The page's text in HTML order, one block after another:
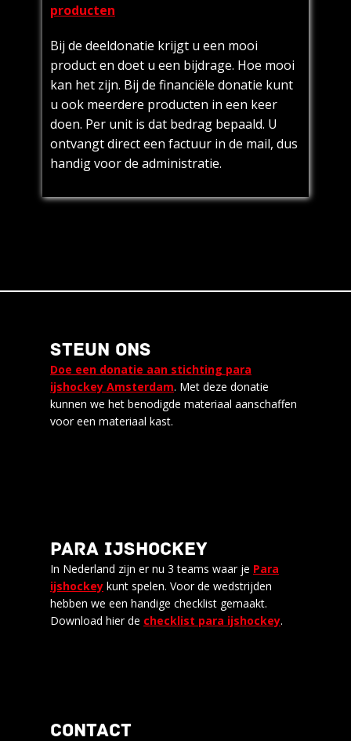
producten
Bij de deeldonatie krijgt u een mooi
product en doet u een bijdrage. Hoe mooi
kan het zijn. Bij de financiële donatie kunt
u ook meerdere producten in een keer
doen. Per unit is dat bedrag bepaald. U
ontvangt direct een factuur in de mail, dus
handig voor de administratie.
STEUN ONS
Doe een donatie aan stichting para
ijshockey Amsterdam. Met deze donatie
kunnen we het benodigde materiaal aanschaffen
voor een materiaal kast.
PARA IJSHOCKEY
In Nederland zijn er nu 3 teams waar je Para
ijshockey kunt spelen. Voor de wedstrijden
hebben we een handige checklist gemaakt.
Download hier de checklist para ijshockey.
CONTACT